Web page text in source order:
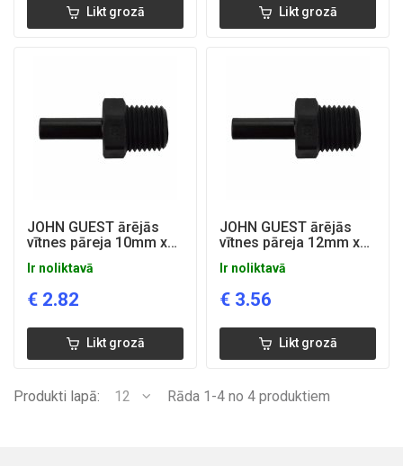
Likt grozā Likt grozā
JOHN GUEST ārējās
vītnes pāreja 10mm x
Ir noliktavā
€ 2.82
Likt grozā
JOHN GUEST ārējās
vītnes pāreja 12mm x
Ir noliktavā
€ 3.56
Likt grozā
Produkti lapā: 12 Rāda 1-4 no 4 produktiem